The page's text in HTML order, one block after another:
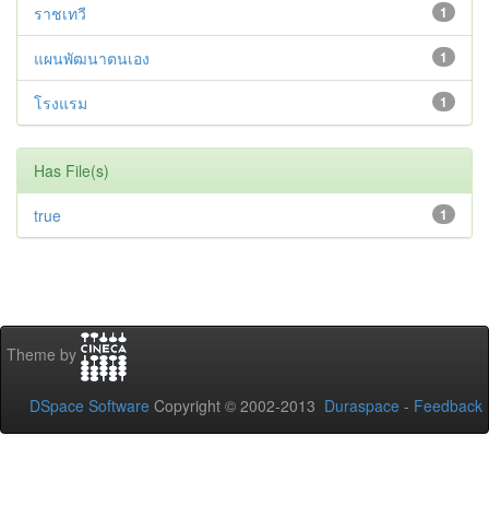
1
ราชเทวี
1
แผนพัฒนาตนเอง
1
โรงแรม
Has File(s)
1
true
Theme by
DSpace Software Copyright © 2002-2013 Duraspace - Feedback